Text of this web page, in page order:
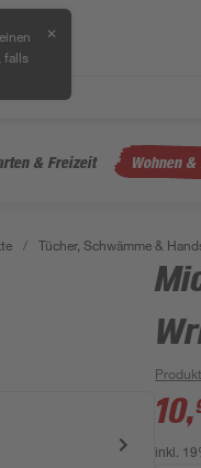
, falls
✕
& Freizeit Wohnen &
/ Tücher, Schwämme &
10,
inkl.